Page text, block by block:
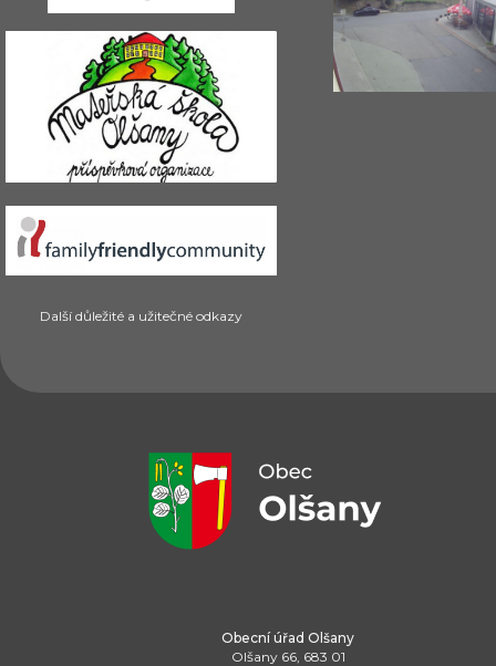
Další důležité a užitečné odkazy
Obecní úřad Olšany
Olšany 66, 683 01